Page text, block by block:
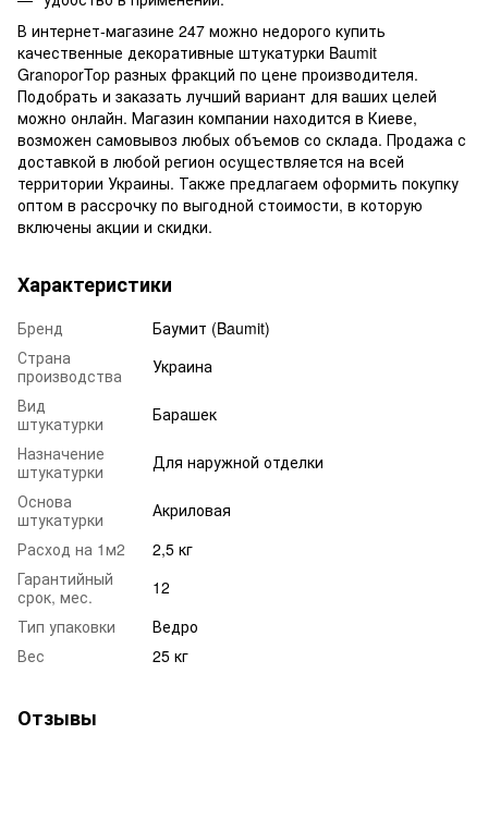
В интернет-магазине 247 можно недорого купить
качественные декоративные штукатурки Baumit
GranoporTop разных фракций по цене производителя.
Подобрать и заказать лучший вариант для ваших целей
можно онлайн. Магазин компании находится в Киеве,
возможен самовывоз любых объемов со склада. Продажа с
доставкой в любой регион осуществляется на всей
территории Украины. Также предлагаем оформить покупку
оптом в рассрочку по выгодной стоимости, в которую
включены акции и скидки.
Характеристики
Бренд
Баумит (Baumit)
Страна
производства
Украина
Вид
штукатурки
Барашек
Назначение
штукатурки
Для наружной отделки
Основа
штукатурки
Акриловая
Расход на 1м2
2,5 кг
Гарантийный
срок, мес.
12
Тип упаковки
Ведро
Вес
25 кг
Отзывы